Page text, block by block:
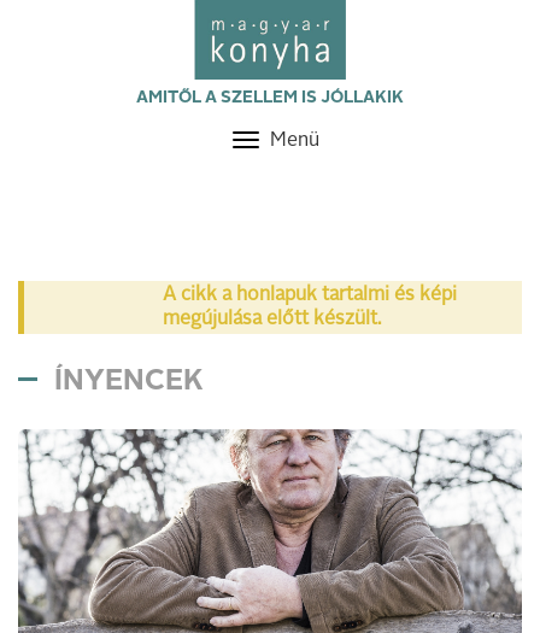
AMITŐL A SZELLEM IS JÓLLAKIK
Toggle
Menü
A cikk a honlapuk tartalmi és képi
megújulása előtt készült.
ÍNYENCEK